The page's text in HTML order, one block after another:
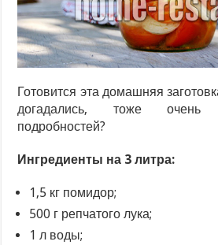
Готовится эта домашняя
догадались, тоже очень
подробностей?
Ингредиенты на 3 литра:
1,5 кг помидор;
500 г репчатого лука;
1 л воды;